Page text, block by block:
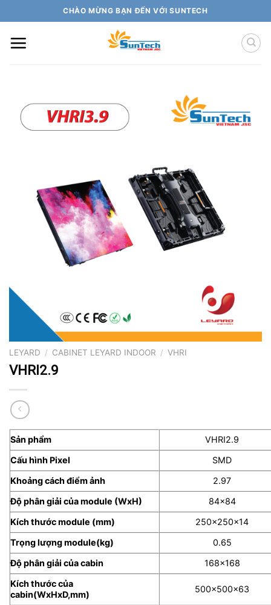
to
content
CHÀO MỪNG BẠN ĐẾN VỚI SUNTECH
LEYARD / CABINET LEYARD INDOOR / VHRI
VHRI2.9
Sản phẩm
VHRI2.9
Cấu hình Pixel
SMD
Khoảng cách điểm ảnh
2.97
Độ phân giải của module (WxH)
84×84
Kích thước module (mm)
250x250x14
Trọng lượng module(kg)
0.65
Độ phân giải của cabin
168×168
Kích thước của
cabin(WxHxD,mm)
500x500x63